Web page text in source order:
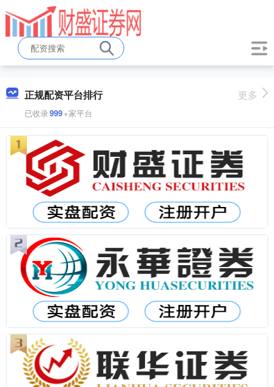
正规配资平台排行
已收录999+家平台
更多